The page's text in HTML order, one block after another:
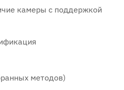
камеры с поддержкой
методов)